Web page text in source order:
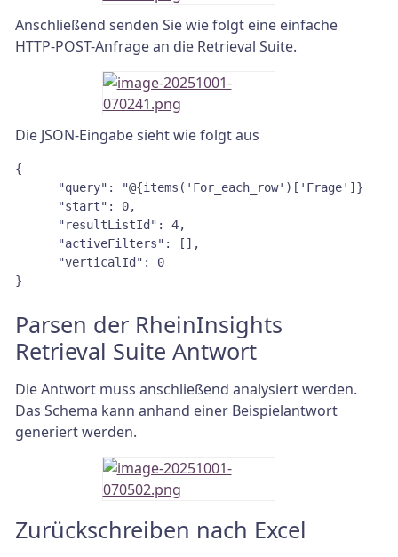
Anschließend senden Sie wie folgt eine einfache
HTTP-POST-Anfrage an die Retrieval Suite.
Die JSON-Eingabe sieht wie folgt aus
{
      "query": "@{items('For_each_row')['Frage']}",
      "start": 0,
      "resultListId": 4,
      "activeFilters": [],
      "verticalId": 0
}
Parsen der RheinInsights
Retrieval Suite Antwort
Die Antwort muss anschließend analysiert werden.
Das Schema kann anhand einer Beispielantwort
generiert werden.
Zurückschreiben nach Excel